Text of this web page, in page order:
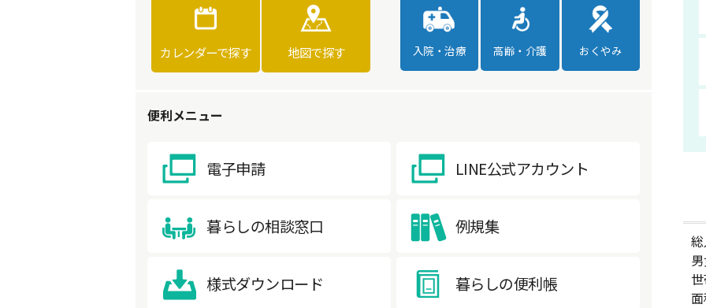
カレンダーで探す 地図で探す 入院・治療 高齢・介護 おくやみ
便利メニュー
電子申請 LINE公式アカウント
暮らしの相談窓口 例規集
様式ダウンロード 暮らしの便利帳